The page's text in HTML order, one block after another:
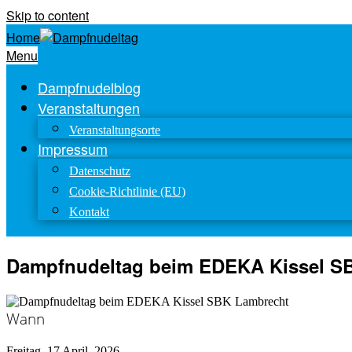
Skip to content
Home
Menu
Dampfnudelblog
Veranstaltungen
Veranstaltungsorte
Impressum
Datenschutz
Cookie-Richtlinie (EU)
Kontakt
Dampfnudeltag beim EDEKA Kissel
Wann